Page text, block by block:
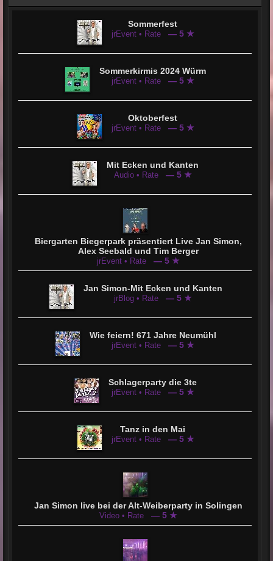
Sommerfest
jrEvent • Rate — 5 ★
Sommerkirmis 2024 Würm
jrEvent • Rate — 5 ★
Oktoberfest
jrEvent • Rate — 5 ★
Mit Ecken und Kanten
Audio • Rate — 5 ★
Biergarten Biegerpark präsentiert Live Jan Simon,
Alex Seebald und Tim Berger
jrEvent • Rate — 5 ★
Jan Simon-Mit Ecken und Kanten
jrBlog • Rate — 5 ★
Wie feiern! 671 Jahre Neumühl
jrEvent • Rate — 5 ★
Schlagerparty die 3te
jrEvent • Rate — 5 ★
Tanz in den Mai
jrEvent • Rate — 5 ★
Jan Simon live bei der Alt-Weiberparty in Solingen
Video • Rate — 5 ★